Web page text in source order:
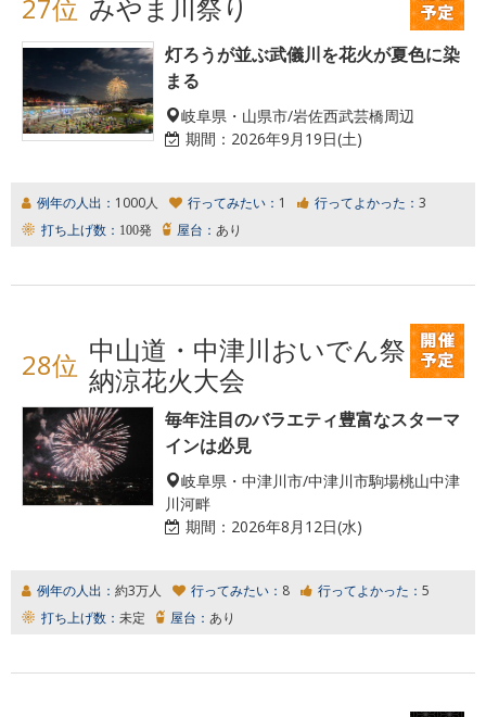
27位 みやま川祭り
灯ろうが並ぶ武儀川を花火が夏色に染
まる
岐阜県・山県市/岩佐西武芸橋周辺
期間： 2026年9月19日(土)
例年の人出： 1000人 行ってみたい： 1 行ってよかった： 3
打ち上げ数： 100発 屋台： あり
28位 中山道・中津川おいでん祭
納涼花火大会
毎年注目のバラエティ豊富なスターマ
インは必見
岐阜県・中津川市/中津川市駒場桃山中津
川河畔
期間： 2026年8月12日(水)
例年の人出： 約3万人 行ってみたい： 8 行ってよかった： 5
打ち上げ数： 未定 屋台： あり